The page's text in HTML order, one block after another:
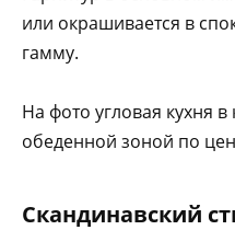
или окрашивается в
гамму.
На фото угловая кухня в
обеденной зоной по
Скандинавский